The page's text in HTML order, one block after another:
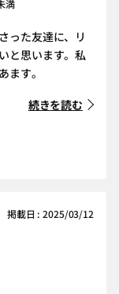
満
った友達に、リ
と思います。私
ます。
続きを読む
掲載日 : 2025/03/12